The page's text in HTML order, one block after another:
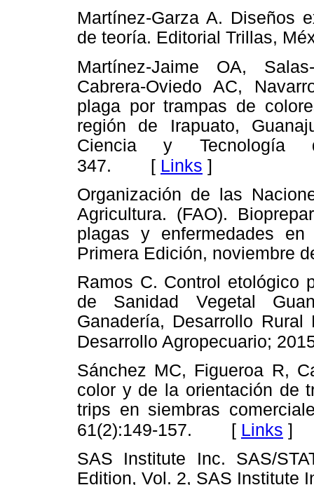
Martínez-Garza A. Diseños
de teoría. Editorial Trillas,
Martínez-Jaime OA,
Cabrera-Oviedo AC,
plaga por trampas de
región de Irapuato,
Ciencia y Tecnología
347. [ Links ]
Organización de las
Agricultura. (FAO).
plagas y enfermedades
Primera Edición, noviembre
Ramos C. Control etológico
de Sanidad Vegetal
Ganadería, Desarrollo
Desarrollo Agropecuario;
Sánchez MC, Figueroa R,
color y de la orientación de
trips en siembras
61(2):149-157. [ Links ]
SAS Institute Inc. SAS/
Edition, Vol. 2, SAS Institute